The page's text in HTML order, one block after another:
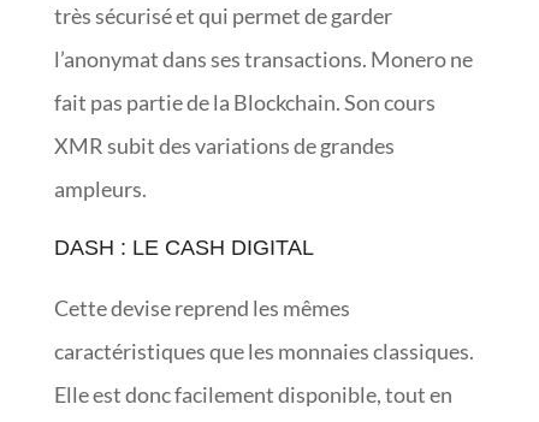
très sécurisé et qui permet de garder
l’anonymat dans ses transactions. Monero ne
fait pas partie de la Blockchain. Son cours
XMR subit des variations de grandes
ampleurs.
DASH : LE CASH DIGITAL
Cette devise reprend les mêmes
caractéristiques que les monnaies classiques.
Elle est donc facilement disponible, tout en